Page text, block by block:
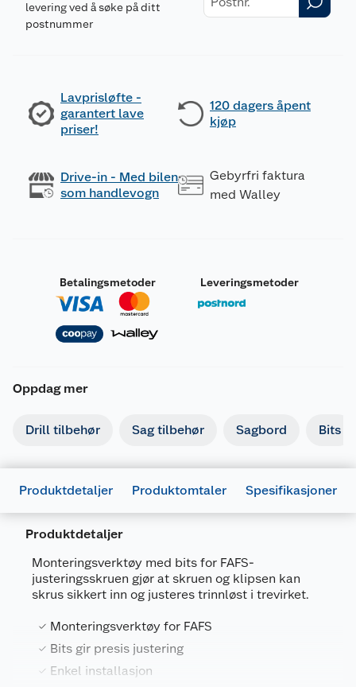
levering ved å søke på ditt
postnummer
Lavprisløfte -
garantert lave
priser!
120 dagers åpent
kjøp
Drive-in - Med bilen
som handlevogn
Gebyrfri faktura
med Walley
Betalingsmetoder Leveringsmetoder
Oppdag mer
Drill tilbehør Sag tilbehør Sagbord Bits
Produktdetaljer Produktomtaler Spesifikasjoner
Produktdetaljer
Monteringsverktøy med bits for FAFS-
justeringsskruen gjør at skruen og klipsen kan
skrus sikkert inn og justeres trinnløst i trevirket.
Monteringsverktøy for FAFS
Bits gir presis justering
Enkel installasjon
Artikkelnummer
Leverandørens artikkelnummer